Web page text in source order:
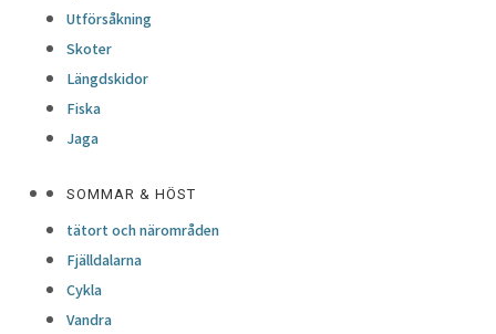
Utförsåkning
Skoter
Längdskidor
Fiska
Jaga
SOMMAR & HÖST
tätort och närområden
Fjälldalarna
Cykla
Vandra